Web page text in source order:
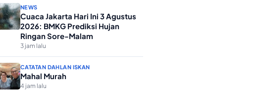
NEWS
Cuaca Jakarta Hari Ini 3 Agustus
2026: BMKG Prediksi Hujan
Ringan Sore-Malam
3 jam lalu
CATATAN DAHLAN ISKAN
Mahal Murah
4 jam lalu